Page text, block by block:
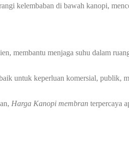
kelembaban di bawah kanopi,
membantu menjaga suhu dalam
untuk keperluan komersial, publik,
Harga Kanopi membran terpercaya